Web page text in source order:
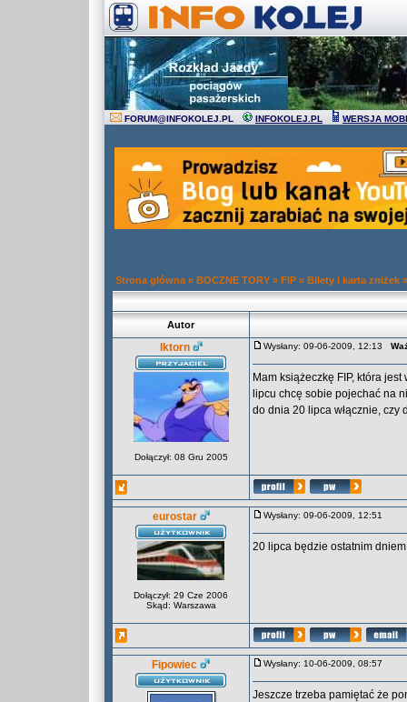
FORUM@INFOKOLEJ.PL INFOKOLEJ.PL WERSJA
Strona główna » BOCZNE TORY » FIP » Bilety i karta zniżek
Autor
Iktorn
Dołączył: 08 Gru 2005
Wysłany: 09-06-2009, 12:13
Mam książeczkę FIP, która
lipcu chcę sobie pojechać na
do dnia 20 lipca włącznie,
eurostar
Dołączył: 29 Cze 2006
Skąd: Warszawa
Wysłany: 09-06-2009, 12:51
20 lipca będzie ostatnim
Fipowiec Wysłany: 10-06-2009, 08:57
Jeszcze trzeba pamiętać że